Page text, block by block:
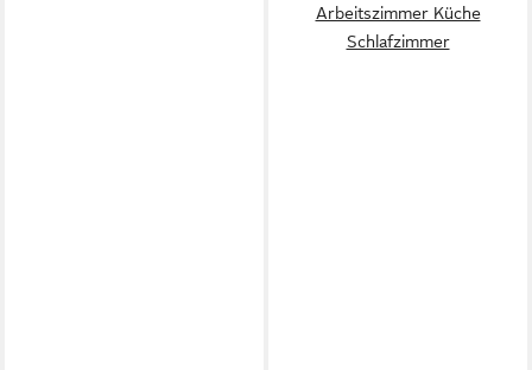
Arbeitszimmer Küche
Schlafzimmer